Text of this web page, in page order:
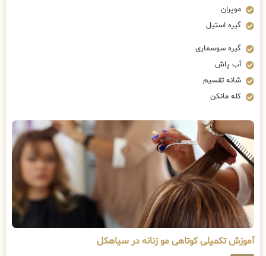
موپران
گیره استیل
گیره سوسماری
آب پاش
شانه تقسیم
کله مانکن
آموزش تکمیلی کوتاهی مو زنانه در سیاهکل